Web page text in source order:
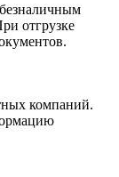
отгрузке
компаний.